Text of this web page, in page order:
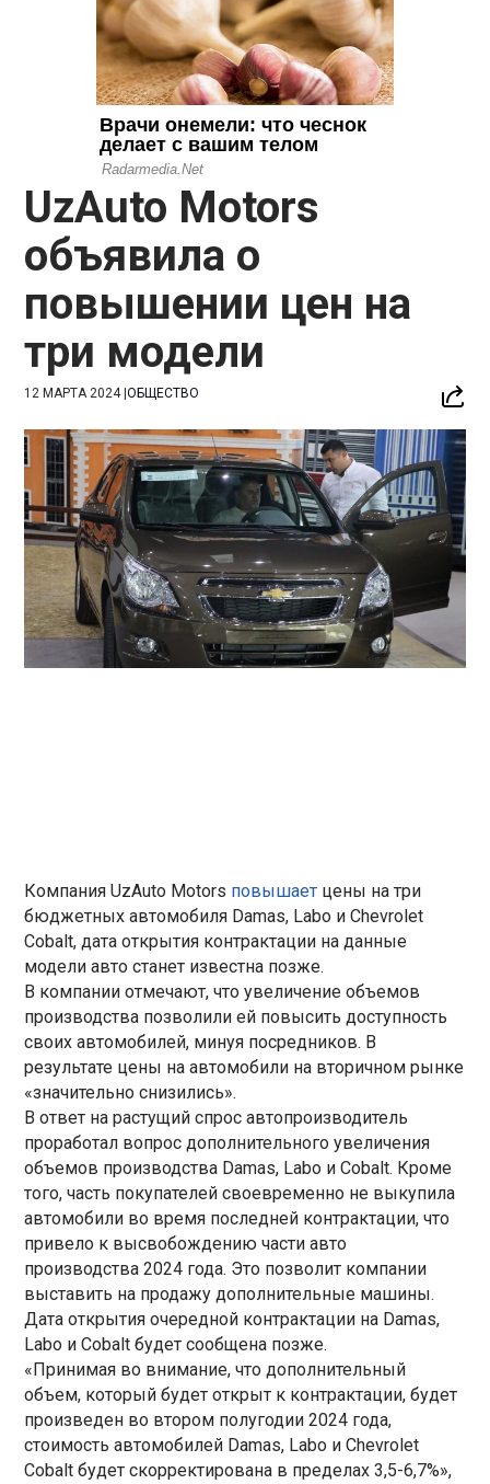
UzAuto Motors
объявила о
повышении цен на
три модели
12 МАРТА 2024|ОБЩЕСТВО
Компания UzAuto Motors повышает цены на три
бюджетных автомобиля Damas, Labo и Chevrolet
Cobalt, дата открытия контрактации на данные
модели авто станет известна позже.
В компании отмечают, что увеличение объемов
производства позволили ей повысить доступность
своих автомобилей, минуя посредников. В
результате цены на автомобили на вторичном рынке
«значительно снизились».
В ответ на растущий спрос автопроизводитель
проработал вопрос дополнительного увеличения
объемов производства Damas, Labo и Cobalt. Кроме
того, часть покупателей своевременно не выкупила
автомобили во время последней контрактации, что
привело к высвобождению части авто
производства 2024 года. Это позволит компании
выставить на продажу дополнительные машины.
Дата открытия очередной контрактации на Damas,
Labo и Cobalt будет сообщена позже.
«Принимая во внимание, что дополнительный
объем, который будет открыт к контрактации, будет
произведен во втором полугодии 2024 года,
стоимость автомобилей Damas, Labo и Chevrolet
Cobalt будет скорректирована в пределах 3,5-6,7%»,